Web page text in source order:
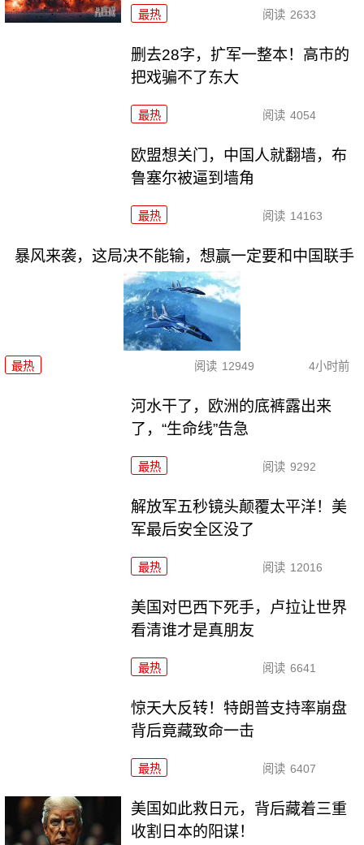
最热 阅读 2633
删去28字，扩军一整本！高市的
把戏骗不了东大
最热 阅读 4054
欧盟想关门，中国人就翻墙，布
鲁塞尔被逼到墙角
最热 阅读 14163
暴风来袭，这局决不能输，想赢一定要和中国联手
最热 阅读 12949 4小时前
河水干了，欧洲的底裤露出来
了，“生命线”告急
最热 阅读 9292
解放军五秒镜头颠覆太平洋！美
军最后安全区没了
最热 阅读 12016
美国对巴西下死手，卢拉让世界
看清谁才是真朋友
最热 阅读 6641
惊天大反转！特朗普支持率崩盘
背后竟藏致命一击
最热 阅读 6407
美国如此救日元，背后藏着三重
收割日本的阳谋！